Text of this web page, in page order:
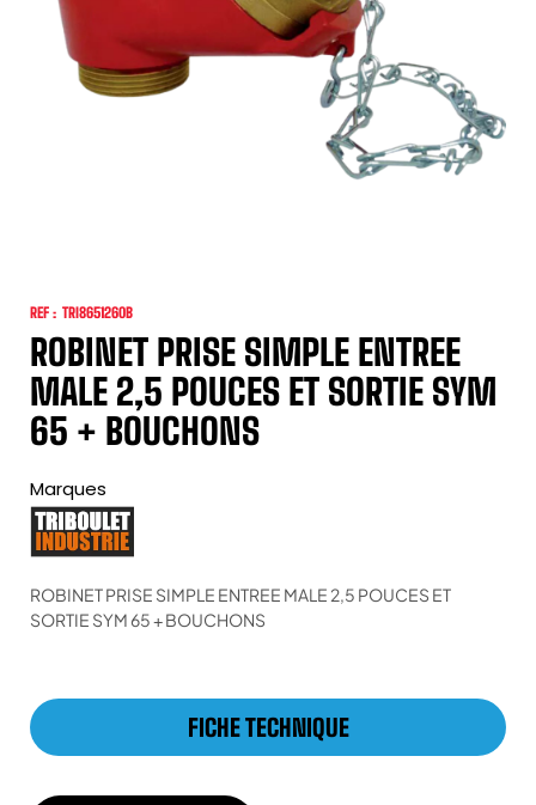
REF : TRI8651260B
ROBINET PRISE SIMPLE ENTREE
MALE 2,5 POUCES ET SORTIE SYM
65 + BOUCHONS
Marques
ROBINET PRISE SIMPLE ENTREE MALE 2,5 POUCES ET
SORTIE SYM 65 + BOUCHONS
FICHE TECHNIQUE